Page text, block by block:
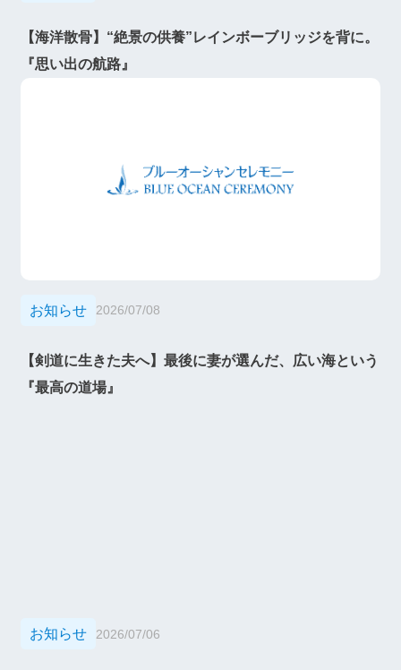
【海洋散骨】“絶景の供養”レインボーブリッジを背に。
『思い出の航路』
お知らせ 2026/07/08
【剣道に生きた夫へ】最後に妻が選んだ、広い海という
『最高の道場』
お知らせ 2026/07/06